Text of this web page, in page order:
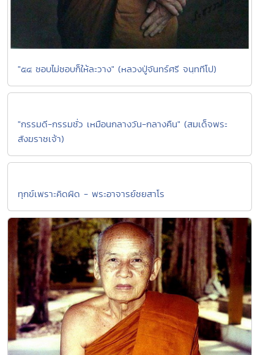
"๕๔ ชอบไม่ชอบก็ให้ละวาง" (หลวงปู่จันทร์ศรี จนฺททีโป)
"กรรมดี-กรรมชั่ว เหมือนกลางวัน-กลางคืน" (สมเด็จพระ
สังฆราชเจ้า)
ทุกข์เพราะคิดผิด - พระอาจารย์ชยสาโร